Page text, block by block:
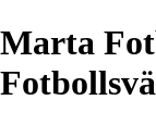
Marta